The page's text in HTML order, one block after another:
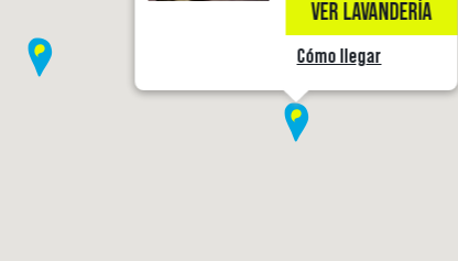
VER LAVANDERÍA
Cómo llegar